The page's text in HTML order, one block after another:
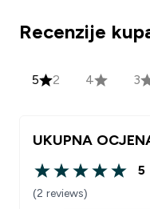
Recenzije
5 2 4 3
UKUPNA
5 out of 5 stars
5
(2 reviews)